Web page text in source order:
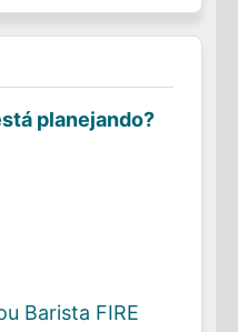
planejando?
Barista FIRE